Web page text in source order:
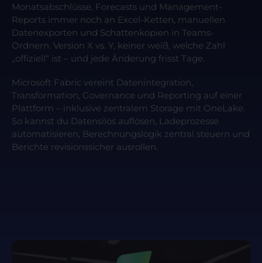
Monatsabschlüsse, Forecasts und Management-
Reports immer noch an Excel-Ketten, manuellen
Datenexporten und Schattenkopien in Teams-
Ordnern. Version X vs. Y, keiner weiß, welche Zahl
„offiziell“ ist – und jede Änderung frisst Tage.
Microsoft Fabric vereint Datenintegration,
Transformation, Governance und Reporting auf einer
Plattform – inklusive zentralem Storage mit OneLake.
So kannst du Datensilos auflösen, Ladeprozesse
automatisieren, Berechnungslogik zentral steuern und
Berichte revisionssicher ausrollen.